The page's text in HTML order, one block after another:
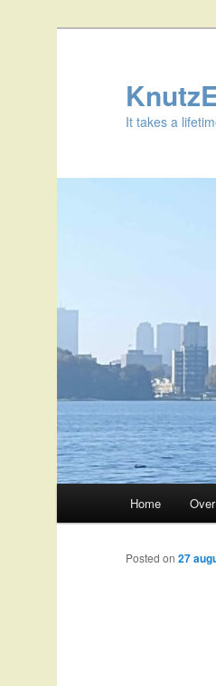
It takes a
Skip
to
Home
Posted on 27